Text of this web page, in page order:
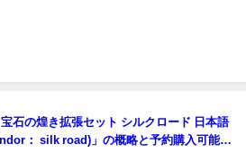
宝石の煌き拡張セット シルクロード 日本語
： silk road)」の概略と予約購入可能な